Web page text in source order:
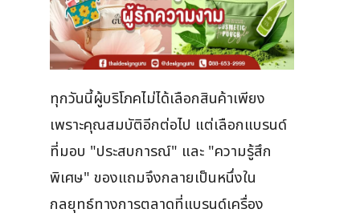
ทุกวันนี้ผู้บริโภคไม่ได้เลือกสินค้าเพียง
เพราะคุณสมบัติอีกต่อไป แต่เลือกแบรนด์
ที่มอบ "ประสบการณ์" และ "ความรู้สึก
พิเศษ" ของแถมจึงกลายเป็นหนึ่งใน
กลยุทธ์ทางการตลาดที่แบรนด์เครื่อง